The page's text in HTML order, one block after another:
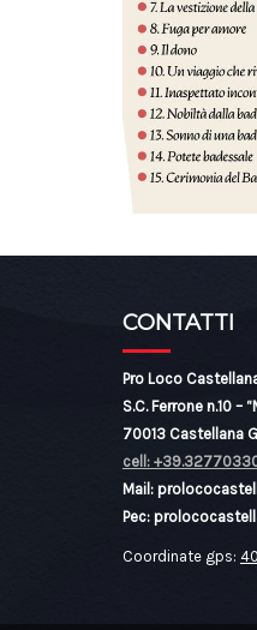
CONTATTI
Pro Loco
S.C. Ferrone n.10 –
70013 Castellana
cell:
Mail:
Pec:
Coordinate gps: